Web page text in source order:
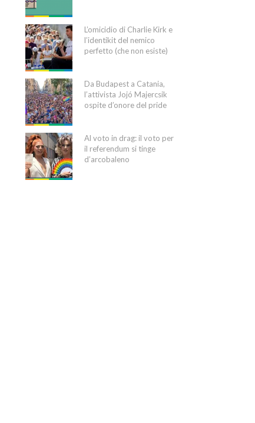
L’omicidio di Charlie Kirk e
l’identikit del nemico
perfetto (che non esiste)
Da Budapest a Catania,
l’attivista Jojó Majercsik
ospite d’onore del pride
Al voto in drag: il voto per
il referendum si tinge
d’arcobaleno